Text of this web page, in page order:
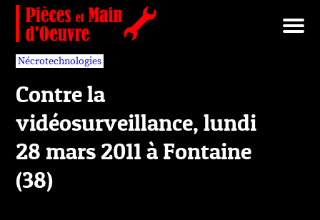
Brut/Archives
Faits divers
Nécrotechnologies
Documents
Librairie/Service Compris
Pièces détachées
Nécrotechnologies
Contre la
vidéosurveillance, lundi
28 mars 2011 à Fontaine
(38)